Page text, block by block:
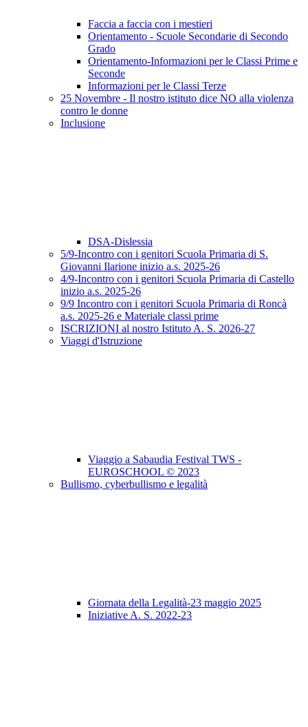
Faccia a faccia con i mestieri
Orientamento - Scuole Secondarie di Secondo
Grado
Orientamento-Informazioni per le Classi Prime e
Seconde
Informazioni per le Classi Terze
25 Novembre - Il nostro istituto dice NO alla violenza
contro le donne
Inclusione
DSA-Dislessia
5/9-Incontro con i genitori Scuola Primaria di S.
Giovanni Ilarione inizio a.s. 2025-26
4/9-Incontro con i genitori Scuola Primaria di Castello
inizio a.s. 2025-26
9/9 Incontro con i genitori Scuola Primaria di Roncà
a.s. 2025-26 e Materiale classi prime
ISCRIZIONI al nostro Istituto A. S. 2026-27
Viaggi d'Istruzione
Viaggio a Sabaudia Festival TWS -
EUROSCHOOL © 2023
Bullismo, cyberbullismo e legalità
Giornata della Legalità-23 maggio 2025
Iniziative A. S. 2022-23